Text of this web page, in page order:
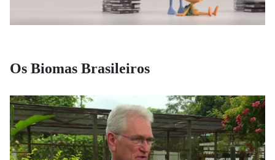
Os Biomas Brasileiros